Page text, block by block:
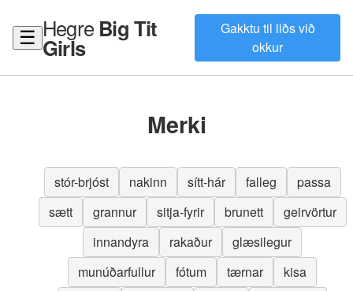
☰ Hegre Big Tit
Girls
Gakktu til liðs við
okkur
Merki
stór-brjóst nakinn sítt-hár falleg
passa
sætt
grannur sitja-fyrir brunett
geirvörtur
innandyra
rakaður
glæsilegur
munúðarfullur
fótum tærnar
kisa